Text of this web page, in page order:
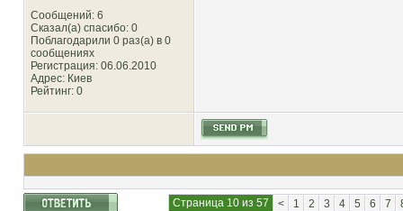
Сообщений: 6
Сказал(а) спасибо: 0
Поблагодарили 0 раз(а) в 0
сообщениях
Регистрация: 06.06.2010
Адрес: Киев
Рейтинг: 0
Страница 10 из 57 < 1 2 3 4 5 6 7